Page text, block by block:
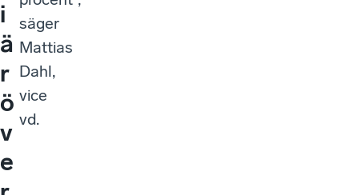
i
ä
r
ö
v
e
säger
Mattias
Dahl,
vice
vd.